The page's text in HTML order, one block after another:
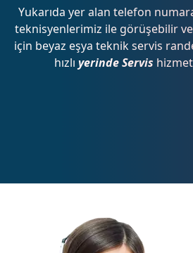
Yukarıda yer alan telefon
teknisyenlerimiz ile görüşebilir ve
için beyaz eşya teknik servis
hızlı yerinde Servis